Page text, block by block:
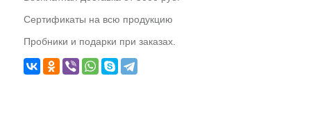
Сертификаты на всю продукцию
Пробники и подарки при заказах.